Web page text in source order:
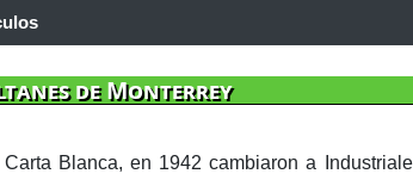
de Monterrey
Blanca,​ en 1942 cambiaron a